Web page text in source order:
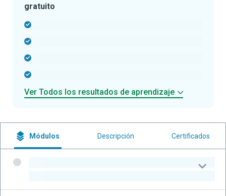
gratuito
Ver Todos los resultados de aprendizaje
Módulos Descripción Certificados